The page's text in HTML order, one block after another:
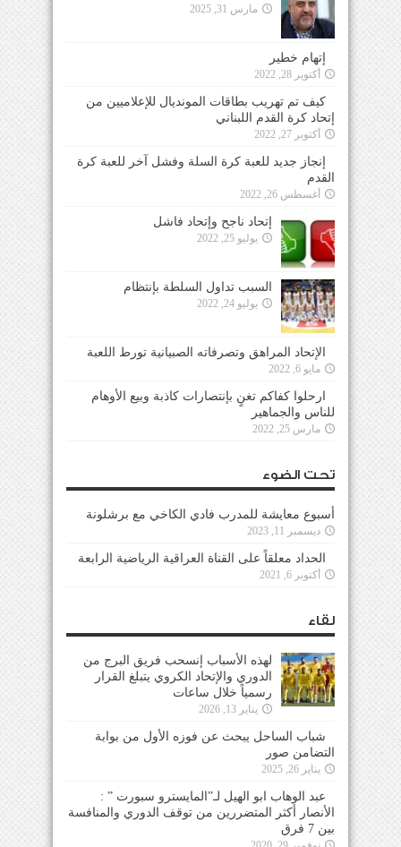
مارس 31, 2025
إتهام خطير
أكتوبر 28, 2022
كيف تم تهريب بطاقات المونديال للإعلاميين من
إتحاد كرة القدم اللبناني
أكتوبر 27, 2022
إنجاز جديد للعبة كرة السلة وفشل آخر للعبة كرة
القدم
أغسطس 26, 2022
إتحاد ناجح وإتحاد فاشل
يوليو 25, 2022
السبب تداول السلطة بإنتظام
يوليو 24, 2022
الإتحاد المراهق وتصرفاته الصبيانية تورط اللعبة
مايو 6, 2022
ارحلوا كفاكم تغنٍ بإنتصارات كاذبة وبيع الأوهام
للناس والجماهير
مارس 25, 2022
تحت الضوء
أسبوع معايشة للمدرب فادي الكاخي مع برشلونة
ديسمبر 11, 2023
الحداد معلقاً على القناة العراقية الرياضية الرابعة
أكتوبر 6, 2021
لقاء
لهذه الأسباب إنسحب فريق البرج من
الدوري والإتحاد الكروي يتبلغ القرار
رسمياً خلال ساعات
يناير 13, 2026
شباب الساحل يبحث عن فوزه الأول من بوابة
التضامن صور
يناير 26, 2025
عبد الوهاب ابو الهيل لـ”المايسترو سبورت ” :
الأنصار أكثر المتضررين من توقف الدوري والمنافسة
بين 7 فرق